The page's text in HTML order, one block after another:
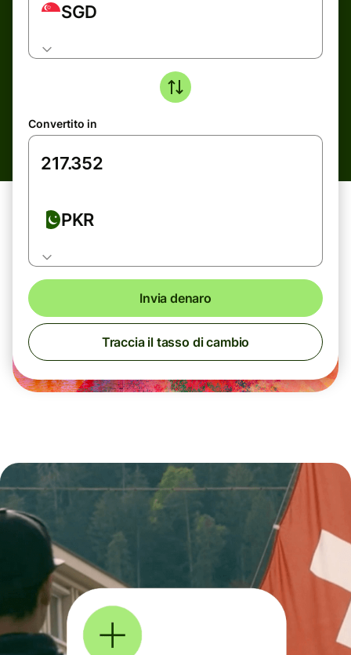
SGD
Convertito in
PKR
Invia denaro
Traccia il tasso di cambio